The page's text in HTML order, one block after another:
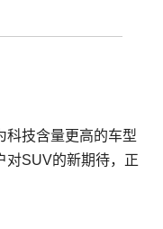
科技含量更高的车型
对SUV的新期待，正